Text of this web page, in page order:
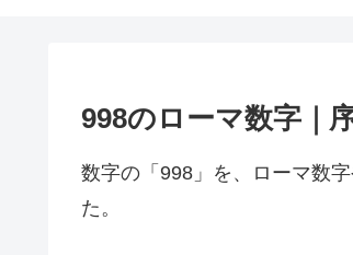
998のローマ数字｜
数字の「998」を、ローマ数
た。